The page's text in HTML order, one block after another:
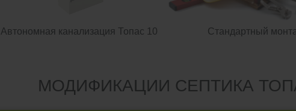
Автономная канализация Топас 10 Стандартный
МОДИФИКАЦИИ СЕПТИКА